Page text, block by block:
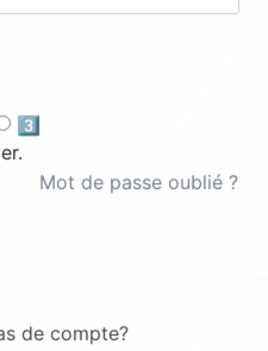
3️⃣
Mot de passe oublié ?
de compte?